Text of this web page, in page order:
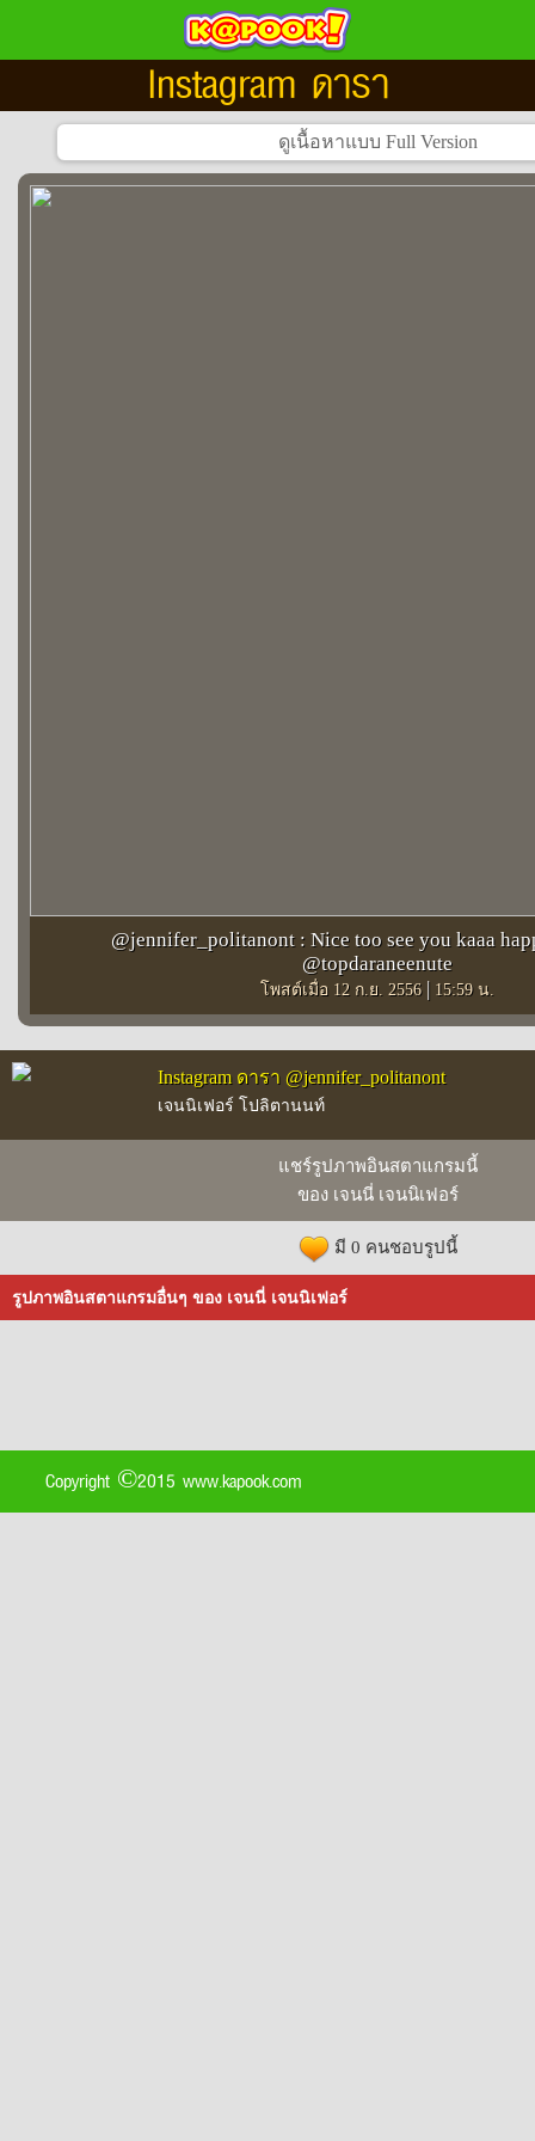
Instagram ดารา
@jennifer_politanont : Nice too see you kaaa
@topdaraneenute
โพสต์เมื่อ 12 ก.ย. 2556 | 15:59 น.
Instagram ดารา @jennifer_politanont
เจนนิเฟอร์ โปลิตานนท์
แชร์รูปภาพอินสตาแกรมนี้
ของ เจนนี่ เจนนิเฟอร์
มี 0 คนชอบรูปนี้
รูปภาพอินสตาแกรมอื่นๆ ของ เจนนี่ เจนนิเฟอร์
Copyright ©2015 www.kapook.com